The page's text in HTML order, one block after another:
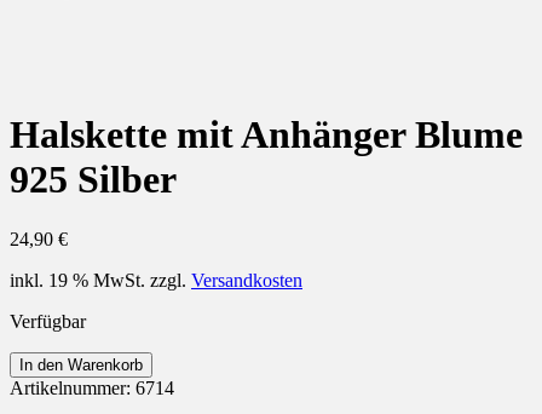
Halskette mit Anhänger Blume
925 Silber
24,90 €
inkl. 19 % MwSt. zzgl. Versandkosten
Verfügbar
Halskette
mit
In den Warenkorb
Artikelnummer: 6714